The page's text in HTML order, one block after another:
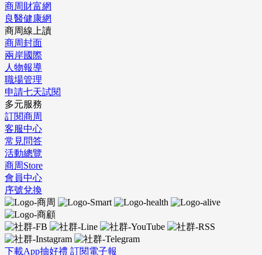
商周財富網
良醫健康網
商周線上讀
商周封面
兩岸國際
人物報導
職場管理
申請七天試閱
多元服務
訂閱商周
客服中心
常見問答
活動總覽
商周Store
會員中心
序號兌換
下載App抽好禮 訂閱電子報